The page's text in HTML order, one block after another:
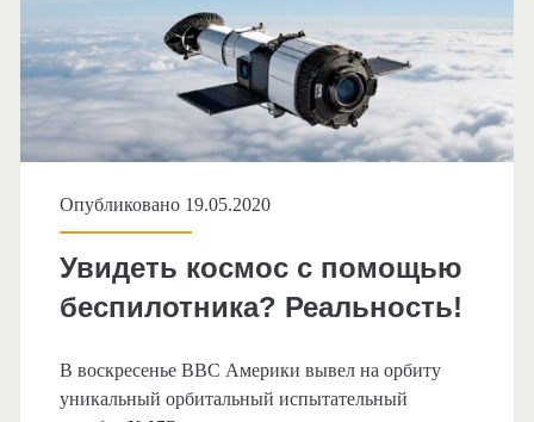
Опубликовано 19.05.2020
Увидеть космос с помощью
беспилотника? Реальность!
В воскресенье ВВС Америки вывел на орбиту
уникальный орбитальный испытательный